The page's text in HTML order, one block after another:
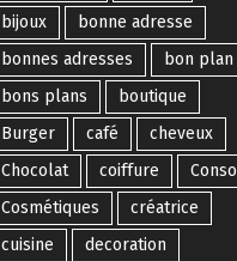
bijoux
bonne adresse
bonnes adresses
bon plan
bons plans
boutique
Burger
café
cheveux
Chocolat
coiffure
Conso
Cosmétiques
créatrice
cuisine
decoration